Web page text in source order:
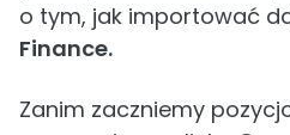
o tym, jak importować
Finance.
Zanim zaczniemy